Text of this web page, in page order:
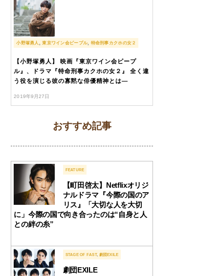
小野塚勇人 東京ワイン会ピープル 特命刑事カクホの女２
【小野塚勇人】 映画『東京ワイン会ピープ
ル』、ドラマ『特命刑事カクホの女２』 全く違
う役を演じる彼の寡黙な俳優精神とは―
2019年9月27日
おすすめ記事
FEATURE
【町田啓太】Netflixオリジ
ナルドラマ『今際の国のア
リス』「大切な人を大切
に」今際の国で向き合ったのは“自身と人
との絆の糸”
STAGE OF FAST, 劇団EXILE
劇団EXILE